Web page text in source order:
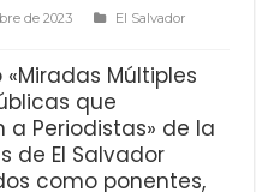
de 2023
El Salvador
Múltiples
que
Periodistas» de la
de El Salvador
como ponentes,